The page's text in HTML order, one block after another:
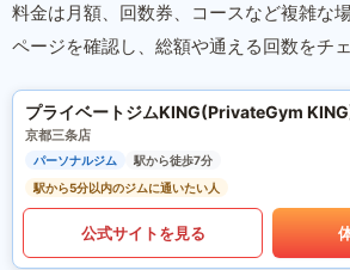
料金は月額、回数券、コースなど複雑な
ページを確認し、総額や通える回数をチ
プライベートジムKING(PrivateGym
京都三条店
パーソナルジム
駅から徒歩7分
駅から5分以内のジムに通いたい人
公式サイトを見る